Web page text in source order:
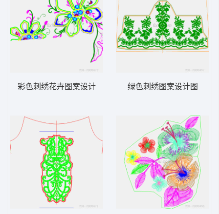
彩色刺绣花卉图案设计 绿色刺绣图案设计图